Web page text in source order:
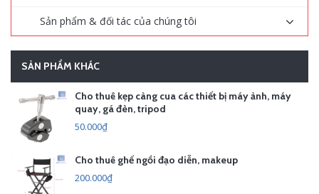
Sản phẩm & đối tác của chúng tôi
SẢN PHẨM KHÁC
Cho thuê kẹp càng cua các thiết bị máy ảnh, máy
quay, gá đèn, tripod
50.000₫
Cho thuê ghế ngồi đạo diễn, makeup
200.000₫